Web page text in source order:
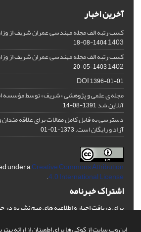
این وب سایت از کوکی ها برای اطمینان از ارائه
آخرین اخبار
کسب رتبه الف مجله مهندسی عمران شریف از
1403
1404-08-18
کسب رتبه الف مجله مهندسی عمران شریف از
1402
1403-05-20
DOI1396-01-01
مجله ی علمی و پژوهشی «شریف» توسط مؤسسه
آنلاین شد1391-08-14
دسترسی به فایل کامل مقالات برای علاقه
آزاد و رایگان است.1373-01-01
under aCreative Commons Attribution
4.0 International License
.
اشتراک خبرنامه
برای دریافت اخبار و اطلاعیه های مهم نشریه